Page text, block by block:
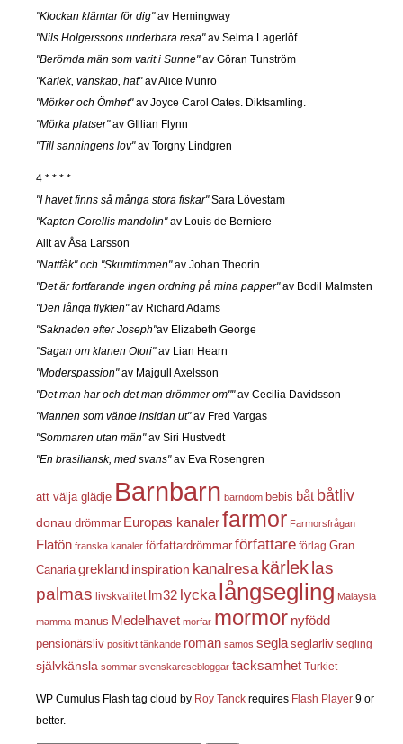
"Klockan klämtar för dig"av Hemingway
"Nils Holgerssons underbara resa"av Selma Lagerlöf
"Berömda män som varit i Sunne"av Göran Tunström
"Kärlek, vänskap, hat"av Alice Munro
"Mörker och Ömhet"av Joyce Carol Oates. Diktsamling.
"Mörka platser"av GIllian Flynn
"Till sanningens lov"av Torgny Lindgren
4 * * * *
"I havet finns så många stora fiskar"Sara Lövestam
"Kapten Corellis mandolin"av Louis de Berniere
Allt av Åsa Larsson
"Nattfåk" och "Skumtimmen"av Johan Theorin
"Det är fortfarande ingen ordning på mina papper"av Bodil Malmsten
"Den långa flykten"av Richard Adams
"Saknaden efter Joseph"av Elizabeth George
"Sagan om klanen Otori"av Lian Hearn
"Moderspassion"av Majgull Axelsson
"Det man har och det man drömmer om""av Cecilia Davidsson
"Mannen som vände insidan ut"av Fred Vargas
"Sommaren utan män"av Siri Hustvedt
"En brasiliansk, med svans"av Eva Rosengren
att välja glädje Barnbarn barndom bebis båt båtliv
donau drömmar Europas kanalerfarmor Farmorsfrågan
Flatön franska kanaler författardrömmar författare förlag Gran
Canaria grekland inspiration kanalresa kärlek las
palmas livskvalitet lm32 lycka långsegling Malaysia
mamma manus Medelhavet morfar mormor nyfödd
pensionärsliv positivt tänkande roman samos segla seglarliv segling
självkänsla sommar svenskaresebloggar tacksamhet Turkiet
WP Cumulus Flash tag cloud by Roy Tanck requires Flash Player 9 or
better.